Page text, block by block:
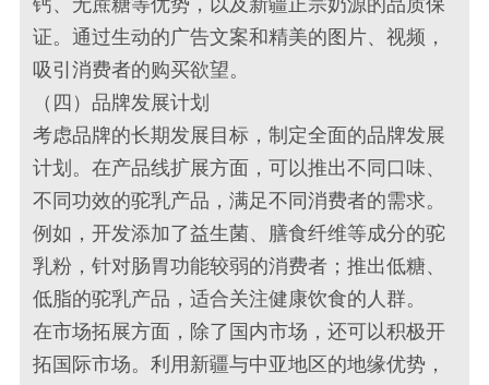
钙、无蔗糖等优势，以及新疆正宗奶源的品质保
证。通过生动的广告文案和精美的图片、视频，
吸引消费者的购买欲望。
（四）品牌发展计划
考虑品牌的长期发展目标，制定全面的品牌发展
计划。在产品线扩展方面，可以推出不同口味、
不同功效的驼乳产品，满足不同消费者的需求。
例如，开发添加了益生菌、膳食纤维等成分的驼
乳粉，针对肠胃功能较弱的消费者；推出低糖、
低脂的驼乳产品，适合关注健康饮食的人群。
在市场拓展方面，除了国内市场，还可以积极开
拓国际市场。利用新疆与中亚地区的地缘优势，